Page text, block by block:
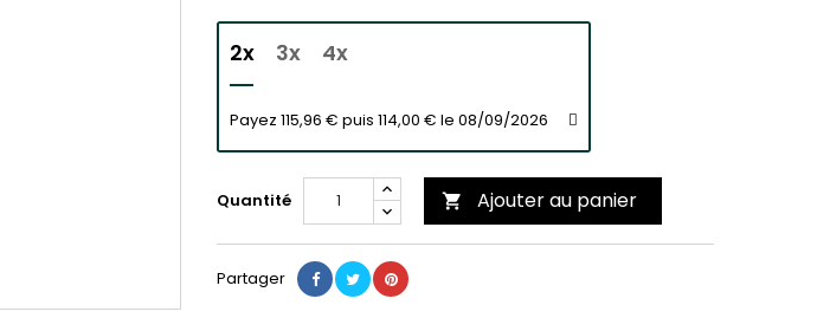
2x 3x 4x
Payez 115,96 € puis 114,00 € le 08/09/2026
Quantité  Ajouter au panier
Partager